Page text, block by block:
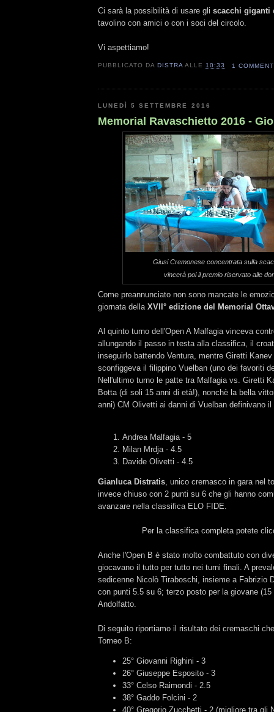
Ci sarà la possibilità di usare gli scacchi giganti
tavolino con amici o con i soci del circolo.
Vi aspettiamo!
PUBBLICATO DA DISTRA ALLE10:33 1
LUNEDÌ 5 SETTEMBRE 2016
Memorial Ravaschietto 2016 -
Giusi Cremonese concentrata sulla
vincerà poi il premio riservato alle
Come preannunciato non sono mancate le
giornata della XVII° edizione del Memorial
Al quinto turno dell'Open A Malfagia vinceva
allungando il passo in testa alla classifica, il
inseguirlo battendo Ventura, mentre Giretti
sconfiggeva il filippino Vuelban (uno dei favoriti
Nell'ultimo turno le patte tra Malfagia vs. Giretti
Botta (di soli 15 anni di età!), nonchè la bella
anni) CM Olivetti ai danni di Vuelban definivano il
Andrea Malfagia - 5
Milan Mrdja - 4.5
Davide Olivetti - 4.5
Gianluca Distratis , unico cremasco in gara nel
invece chiuso con 2 punti su 6 che gli hanno
avanzare nella classifica ELO FIDE.
Per la classifica completa potete
Anche l'Open B è stato molto combattuto con
giocavano il tutto per tutto nei turni finali. A
sedicenne Nicolò Tiraboschi, insieme a Fabrizio
con punti 5.5 su 6; terzo posto per la giovane (15
Andolfatto.
Di seguito riportiamo il risultato dei cremaschi
Torneo B:
25° Giovanni Righini - 3
26° Giuseppe Esposito - 3
33° Celso Raimondi - 2.5
38° Gaddo Folcini - 2
40° Gregorio Zucchetti - 2 (migliore tra gli